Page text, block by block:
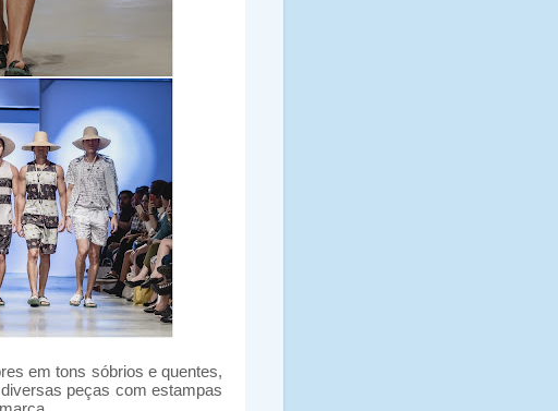
em tons sóbrios e quentes,
peças com estampas